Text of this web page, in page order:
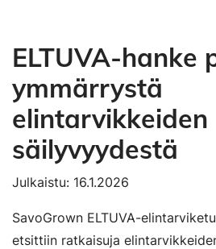
ELTUVA-hanke
ymmärrystä
elintarvikkeiden
säilyvyydestä
Julkaistu: 16.1.2026
SavoGrown ELTUVA-
etsittiin ratkaisuja